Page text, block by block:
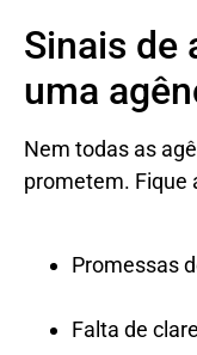
Sinais de
uma
Nem todas as
prometem. Fique
Promessas
Falta de